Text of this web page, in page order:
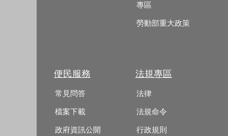
專區
勞動部重大政策
便民服務
常見問答
檔案下載
政府資訊公開
法規專區
法律
法規命令
行政規則